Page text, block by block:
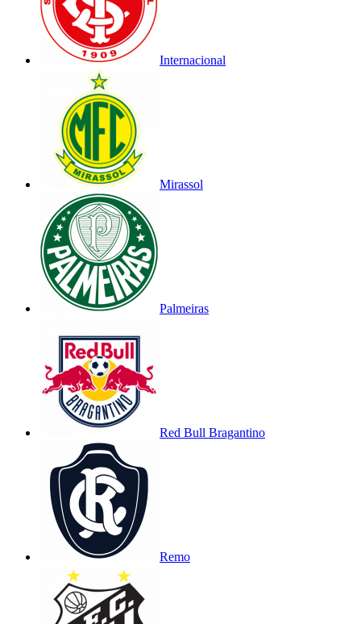
Internacional
Mirassol
Palmeiras
Red Bull Bragantino
Remo